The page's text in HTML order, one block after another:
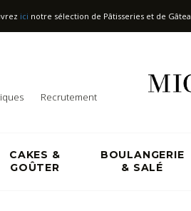
ici notre sélection de Pâtisseries et de
Recrutement
CAKES &
GOÛTER
BOULANGERIE
& SALÉ